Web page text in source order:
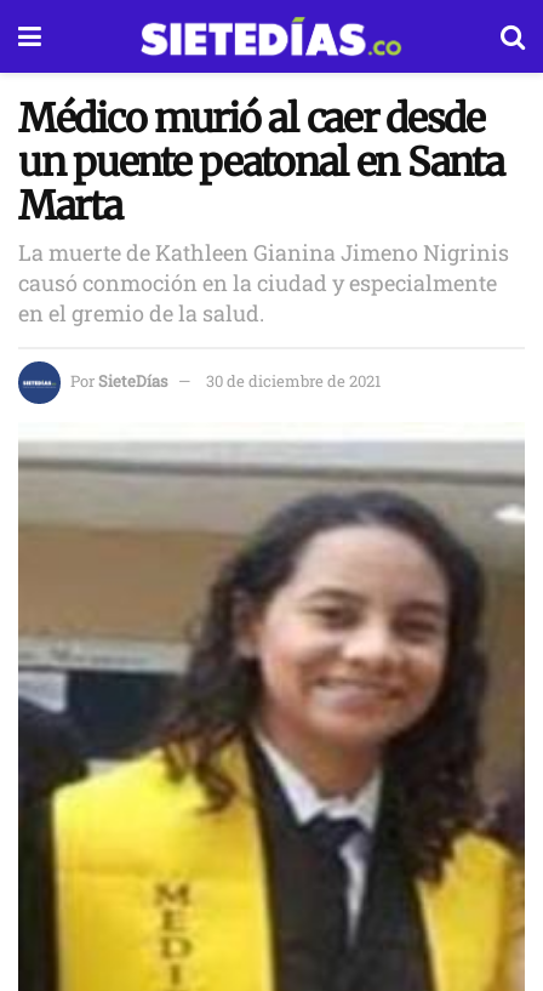
Médico murió al caer desde
un puente peatonal en Santa
Marta
La muerte de Kathleen Gianina Jimeno Nigrinis
causó conmoción en la ciudad y especialmente
en el gremio de la salud.
PorSieteDías 30 de diciembre de 2021